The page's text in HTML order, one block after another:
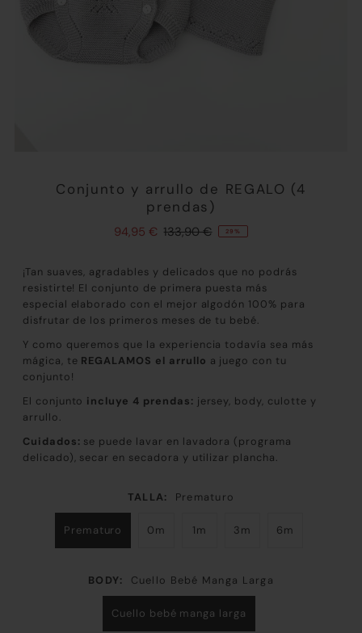
Conjunto y arrullo de REGALO (4
prendas)
94,95 € 133,90 € 29%
¡Tan suaves, agradables y delicados que no podrás
resistirte! El conjunto de primera puesta más
especial elaborado con el mejor algodón 100% para
disfrutar de los primeros meses de tu bebé.
Y como queremos que la experiencia todavía sea más
mágica, te REGALAMOS el arrullo a juego con tu
conjunto!
El conjunto incluye 4 prendas: jersey, body, culotte y
arrullo.
Cuidados: se puede lavar en lavadora (programa
delicado), secar en secadora y utilizar plancha.
TALLA: Prematuro
Prematuro 0m 1m 3m 6m
BODY: Cuello Bebé Manga Larga
Cuello bebé manga larga